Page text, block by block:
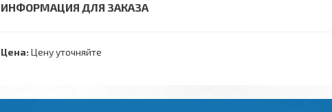
ИНФОРМАЦИЯ ДЛЯ ЗАКАЗА
Цена: Цену уточняйте